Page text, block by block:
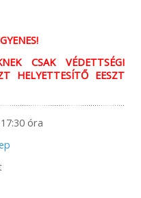
CSAK VÉDETTSÉGI
HELYETTESÍTŐ EESZT
óra